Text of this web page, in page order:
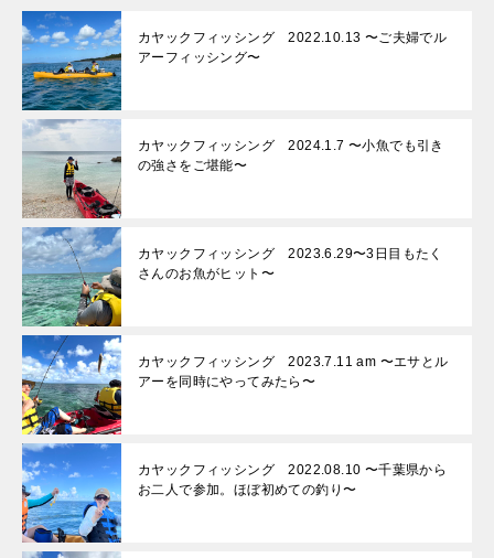
カヤックフィッシング 2022.10.13 〜ご夫婦でル
アーフィッシング〜
カヤックフィッシング 2024.1.7 〜小魚でも引き
の強さをご堪能〜
カヤックフィッシング 2023.6.29〜3日目もたく
さんのお魚がヒット〜
カヤックフィッシング 2023.7.11 am 〜エサとル
アーを同時にやってみたら〜
カヤックフィッシング 2022.08.10 〜千葉県から
お二人で参加。ほぼ初めての釣り〜